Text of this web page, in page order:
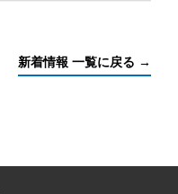
新着情報 一覧に戻る →